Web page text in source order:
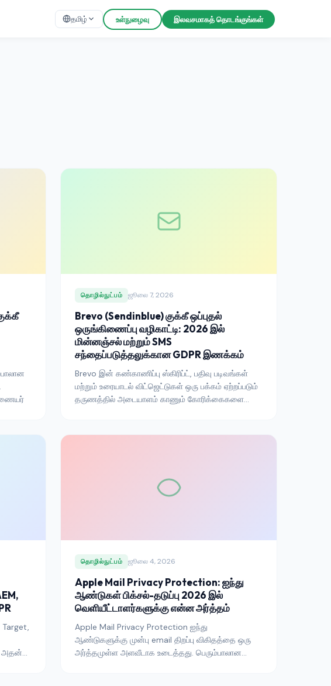
தமிழ் உள்நுழைவு இலவசமாகத் தொடங்குங்கள்
தொழில்நுட்பம் ஜூலை 7, 2026
Brevo (Sendinblue) குக்கீ ஒப்புதல்
ஒருங்கிணைப்பு வழிகாட்டி: 2026 இல்
மின்னஞ்சல் மற்றும் SMS
சந்தைப்படுத்தலுக்கான GDPR இணக்கம்
Brevo இன் கண்காணிப்பு ஸ்கிரிப்ட், பதிவு படிவங்கள்
மற்றும் உரையாடல் விட்ஜெட்டுகள் ஒரு பக்கம் ஏற்றப்படும்
தருணத்தில் அடையாளம் காணும் கோரிக்கைகளை
இருப்பதால், தணிக்கை-தர ஒருங்கிணைப்பு வடிவம்
அதன்
தொழில்நுட்பம் ஜூலை 4, 2026
Apple Mail Privacy Protection: ஐந்து
ஆண்டுகள் பிக்சல்-தடுப்பு 2026 இல்
வெளியீட்டாளர்களுக்கு என்ன அர்த்தம்
Apple Mail Privacy Protection ஐந்து
ஆண்டுகளுக்கு முன்பு email திறப்பு விகிதத்தை ஒரு
அர்த்தமுள்ள அளவீடாக உடைத்தது. பெரும்பாலான